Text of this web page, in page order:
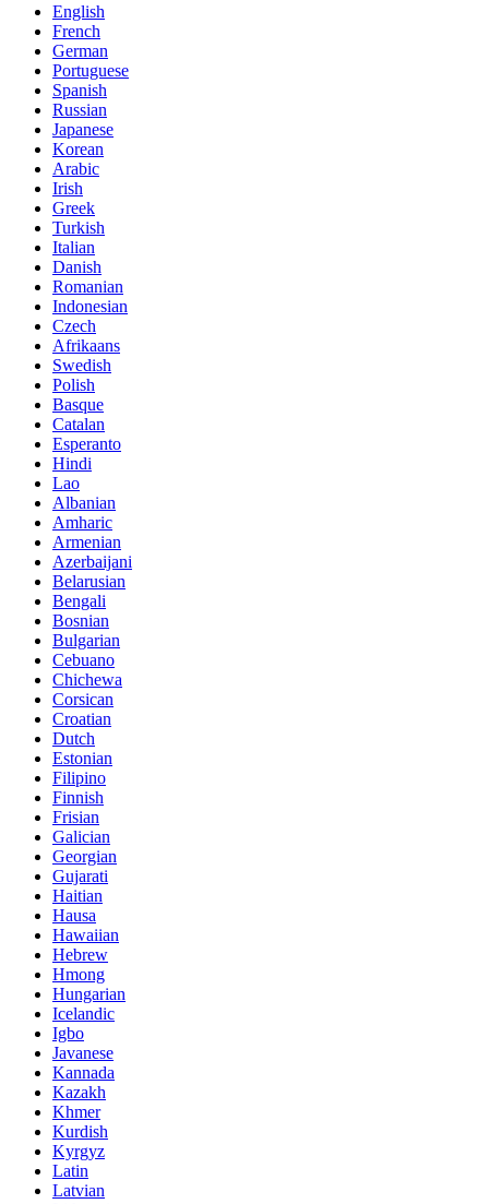
English
French
German
Portuguese
Spanish
Russian
Japanese
Korean
Arabic
Irish
Greek
Turkish
Italian
Danish
Romanian
Indonesian
Czech
Afrikaans
Swedish
Polish
Basque
Catalan
Esperanto
Hindi
Lao
Albanian
Amharic
Armenian
Azerbaijani
Belarusian
Bengali
Bosnian
Bulgarian
Cebuano
Chichewa
Corsican
Croatian
Dutch
Estonian
Filipino
Finnish
Frisian
Galician
Georgian
Gujarati
Haitian
Hausa
Hawaiian
Hebrew
Hmong
Hungarian
Icelandic
Igbo
Javanese
Kannada
Kazakh
Khmer
Kurdish
Kyrgyz
Latin
Latvian